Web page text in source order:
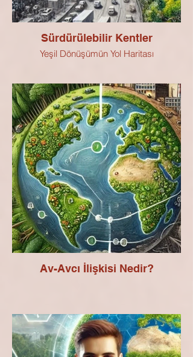
Sürdürülebilir Kentler
Yeşil Dönüşümün Yol Haritası
Av-Avcı İlişkisi Nedir?